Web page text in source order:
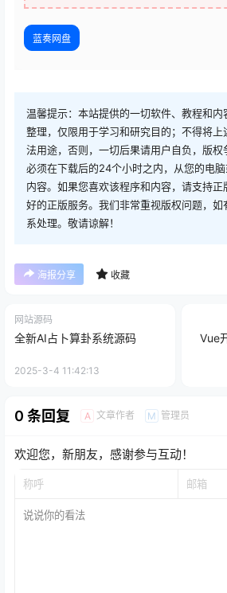
蓝奏网盘
温馨提示：本站提供的一切软件、教程和
整理，仅限用于学习和研究目的；不得将
法用途，否则，一切后果请用户自负，版权
必须在下载后的24个小时之内，从您的电
内容。如果您喜欢该程序和内容，请支持
好的正版服务。我们非常重视版权问题，
系处理。敬请谅解！
海报分享 收藏
网站源码
全新AI占卜算卦系统源码
2025-3-4 11:42:13
Vue
0 条回复 A 文章作者 M 管理员
欢迎您，新朋友，感谢参与互动！